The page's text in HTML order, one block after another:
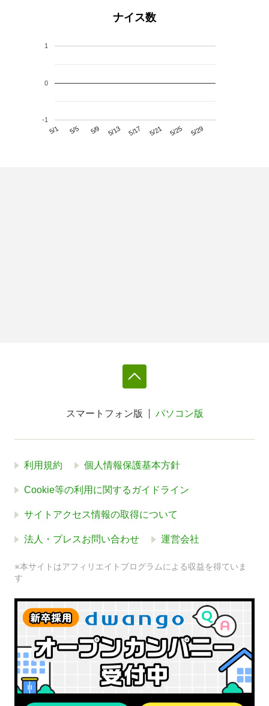
ナイス数
5/1 5/5 5/9 5/13 5/17 5/21 5/25 5/29
-1
0
1
スマートフォン版 パソコン版
利用規約 個人情報保護基本方針
Cookie等の利用に関するガイドライン
サイトアクセス情報の取得について
法人・プレスお問い合わせ 運営会社
※本サイトはアフィリエイトプログラムによる収益を得ていま
す